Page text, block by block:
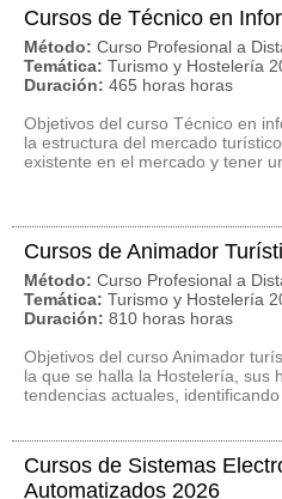
Cursos de Técnico en
Método: Curso Profesional a
Temática: Turismo y Hostelería
Duración: 465 horas horas
Objetivos del curso Técnico en
la estructura del mercado
existente en el mercado y tener
Cursos de Animador
Método: Curso Profesional a
Temática: Turismo y Hostelería
Duración: 810 horas horas
Objetivos del curso Animador
la que se halla la Hostelería, sus
tendencias actuales, identificando
Cursos de Sistemas
Automatizados 2026